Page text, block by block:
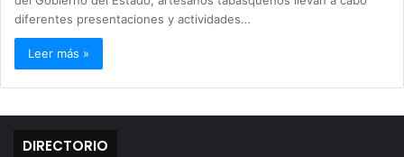
diferentes presentaciones y actividades…
Leer más »
DIRECTORIO